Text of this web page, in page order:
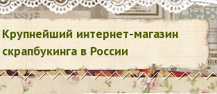
Крупнейший интернет-магазин
скрапбукинга в России